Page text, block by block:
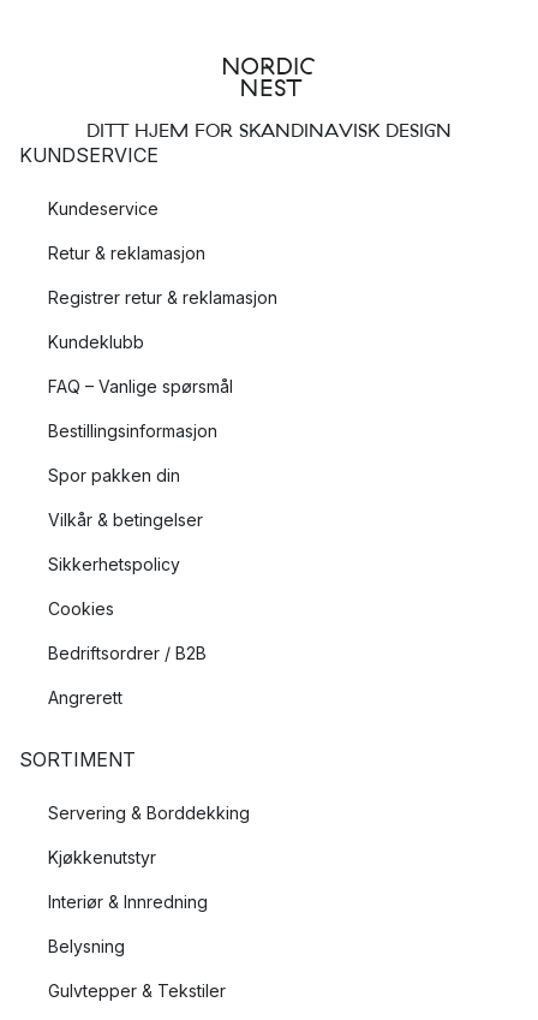
DITT HJEM FOR SKANDINAVISK DESIGN
KUNDSERVICE
Kundeservice
Retur & reklamasjon
Registrer retur & reklamasjon
Kundeklubb
FAQ – Vanlige spørsmål
Bestillingsinformasjon
Spor pakken din
Vilkår & betingelser
Sikkerhetspolicy
Cookies
Bedriftsordrer / B2B
Angrerett
SORTIMENT
Servering & Borddekking
Kjøkkenutstyr
Interiør & Innredning
Belysning
Gulvtepper & Tekstiler